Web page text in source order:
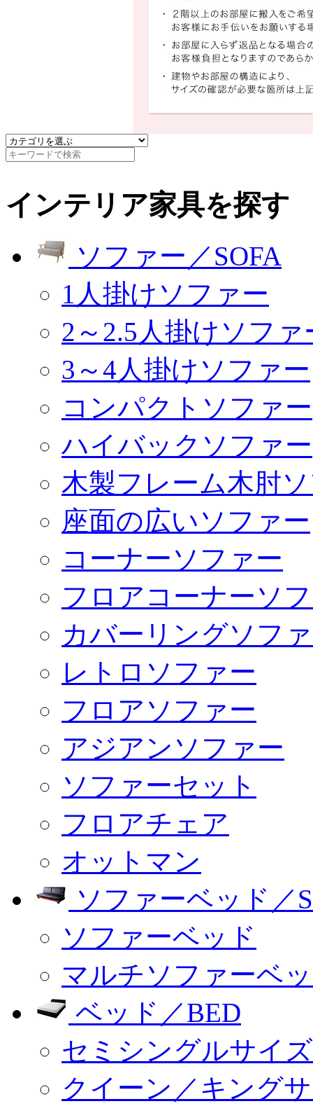
インテリア家具を探す
ソファー／SOFA
1人掛けソファー
2～2.5人掛けソファ
3～4人掛けソファー
コンパクトソファー
ハイバックソファー
木製フレーム木肘
座面の広いソファー
コーナーソファー
フロアコーナーソ
カバーリングソフ
レトロソファー
フロアソファー
アジアンソファー
ソファーセット
フロアチェア
オットマン
ソファーベッド／
ソファーベッド
マルチソファーベ
ベッド／BED
セミシングルサイ
クイーン／キング